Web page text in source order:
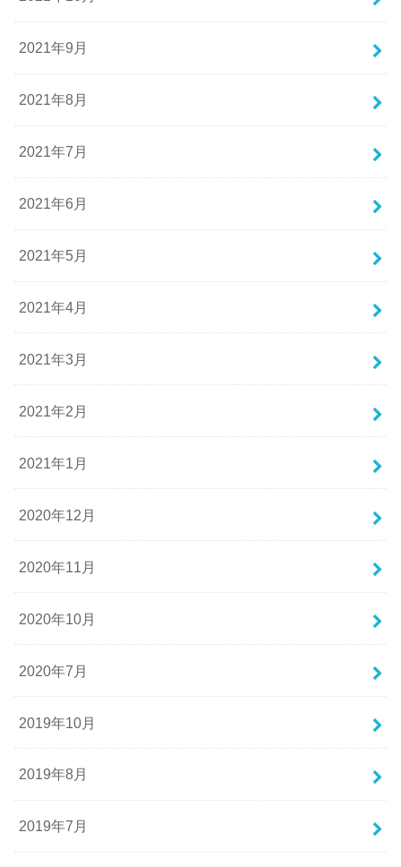
2021年9月
2021年8月
2021年7月
2021年6月
2021年5月
2021年4月
2021年3月
2021年2月
2021年1月
2020年12月
2020年11月
2020年10月
2020年7月
2019年10月
2019年8月
2019年7月